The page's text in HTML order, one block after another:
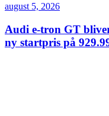
august 5, 2026
Audi e-tron GT
ny startpris på